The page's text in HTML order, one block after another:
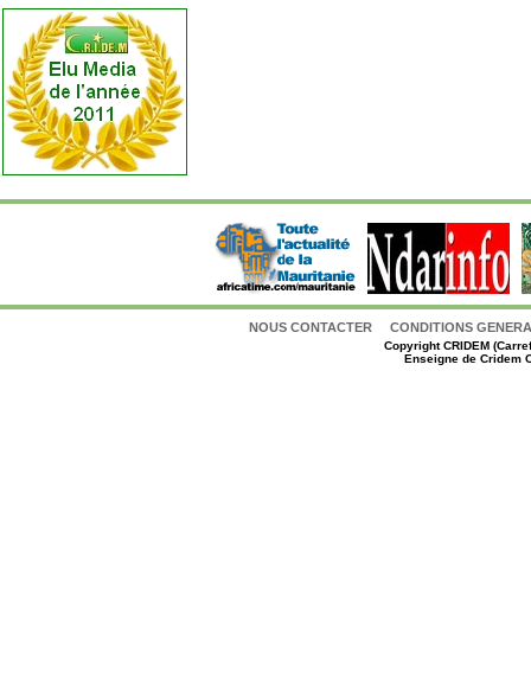
NOUS CONTACTER CONDITIONS
CopyrightCRIDEM
Enseigne de Cridem